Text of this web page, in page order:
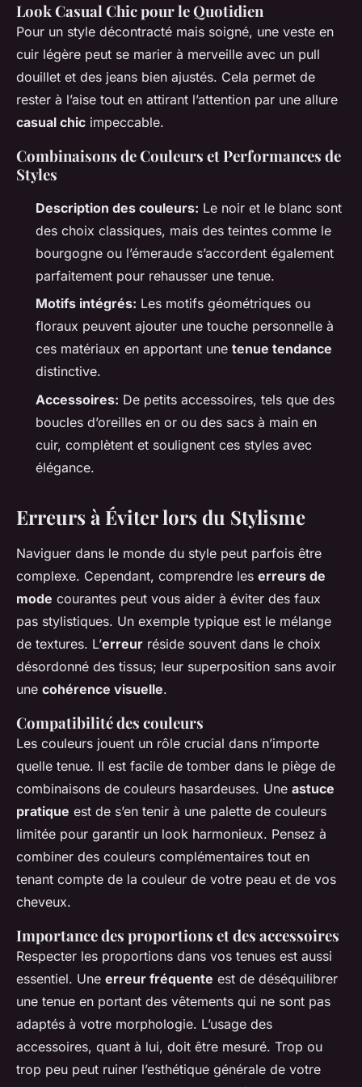
Look Casual Chic pour le Quotidien
Pour un style décontracté mais soigné, une veste en
cuir légère peut se marier à merveille avec un pull
douillet et des jeans bien ajustés. Cela permet de
rester à l’aise tout en attirant l’attention par une allure
casual chic impeccable.
Combinaisons de Couleurs et Performances de
Styles
Description des couleurs: Le noir et le blanc sont
des choix classiques, mais des teintes comme le
bourgogne ou l’émeraude s’accordent également
parfaitement pour rehausser une tenue.
Motifs intégrés: Les motifs géométriques ou
floraux peuvent ajouter une touche personnelle à
ces matériaux en apportant une tenue tendance
distinctive.
Accessoires: De petits accessoires, tels que des
boucles d’oreilles en or ou des sacs à main en
cuir, complètent et soulignent ces styles avec
élégance.
Erreurs à Éviter lors du Stylisme
Naviguer dans le monde du style peut parfois être
complexe. Cependant, comprendre les erreurs de
mode courantes peut vous aider à éviter des faux
pas stylistiques. Un exemple typique est le mélange
de textures. L’erreur réside souvent dans le choix
désordonné des tissus; leur superposition sans avoir
une cohérence visuelle.
Compatibilité des couleurs
Les couleurs jouent un rôle crucial dans n’importe
quelle tenue. Il est facile de tomber dans le piège de
combinaisons de couleurs hasardeuses. Une astuce
pratique est de s’en tenir à une palette de couleurs
limitée pour garantir un look harmonieux. Pensez à
combiner des couleurs complémentaires tout en
tenant compte de la couleur de votre peau et de vos
cheveux.
Importance des proportions et des accessoires
Respecter les proportions dans vos tenues est aussi
essentiel. Une erreur fréquente est de déséquilibrer
une tenue en portant des vêtements qui ne sont pas
adaptés à votre morphologie. L’usage des
accessoires, quant à lui, doit être mesuré. Trop ou
trop peu peut ruiner l’esthétique générale de votre